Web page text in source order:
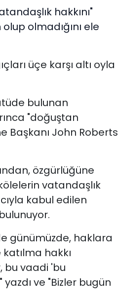
hakkını"
olmadığını ele
üçe karşı altı oyla
bulunan
"doğuştan
Başkanı John Roberts
özgürlüğüne
vatandaşlık
kabul edilen
günümüzde, haklara
hakkı
bu vaadi 'bu
ve "Bizler bugün